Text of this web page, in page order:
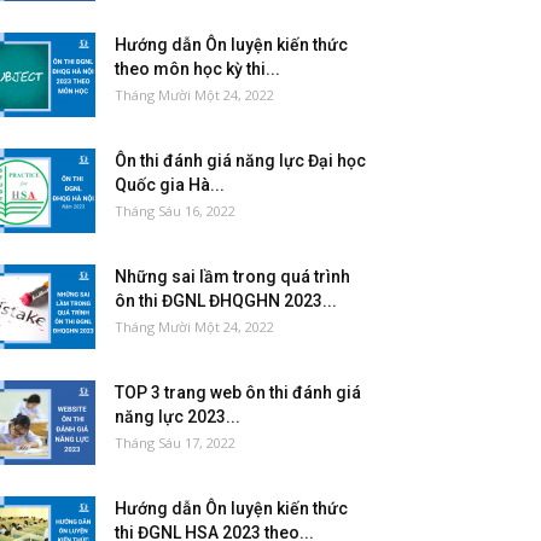
Hướng dẫn Ôn luyện kiến thức
theo môn học kỳ thi...
Tháng Mười Một 24, 2022
Ôn thi đánh giá năng lực Đại học
Quốc gia Hà...
Tháng Sáu 16, 2022
Những sai lầm trong quá trình
ôn thi ĐGNL ĐHQGHN 2023...
Tháng Mười Một 24, 2022
TOP 3 trang web ôn thi đánh giá
năng lực 2023...
Tháng Sáu 17, 2022
Hướng dẫn Ôn luyện kiến thức
thi ĐGNL HSA 2023 theo...